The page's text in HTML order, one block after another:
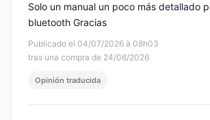
Publicado el 04/07/2026 à 08h03
tras una compra de 24/06/2026
Solo un manual un poco más detallado
bluetooth Gracias
Opinión traducida